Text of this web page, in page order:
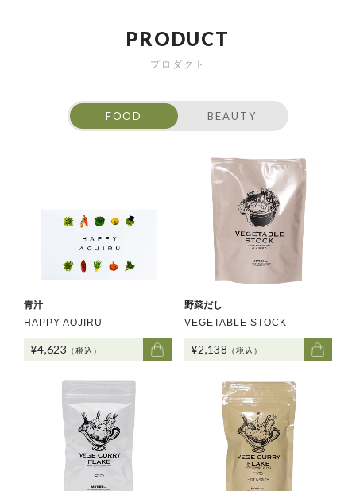
PRODUCT
プロダクト
FOOD BEAUTY
青汁
HAPPY AOJIRU
¥4,623 （税込）
野菜だし
VEGETABLE STOCK
¥2,138 （税込）